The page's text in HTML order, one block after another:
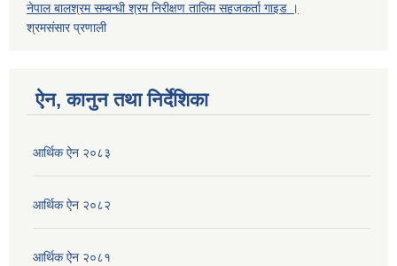
नेपाल बालश्रम सम्बन्धी श्रम निरीक्षण तालिम सहजकर्ता गाइड ।
श्रमसंसार प्रणाली
ऐन, कानुन तथा निर्देशिका
आर्थिक ऐन २०८३
आर्थिक ऐन २०८२
आर्थिक ऐन २०८१